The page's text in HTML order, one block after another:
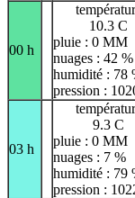
00 h
10.3 C
pluie : 0 MM
nuages : 42 %
humidité : 78
pression :
03 h
9.3 C
pluie : 0 MM
nuages : 7 %
humidité : 79
pression :